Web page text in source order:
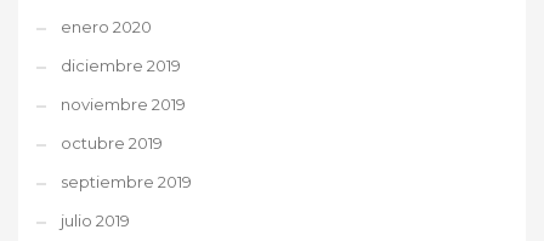
enero 2020
diciembre 2019
noviembre 2019
octubre 2019
septiembre 2019
julio 2019